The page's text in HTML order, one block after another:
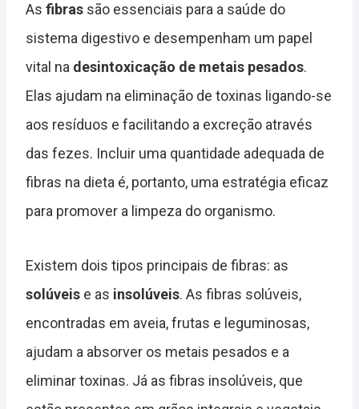
As fibras são essenciais para a saúde do
sistema digestivo e desempenham um papel
vital na desintoxicação de metais pesados.
Elas ajudam na eliminação de toxinas ligando-se
aos resíduos e facilitando a excreção através
das fezes. Incluir uma quantidade adequada de
fibras na dieta é, portanto, uma estratégia eficaz
para promover a limpeza do organismo.
Existem dois tipos principais de fibras: as
solúveis e as insolúveis. As fibras solúveis,
encontradas em aveia, frutas e leguminosas,
ajudam a absorver os metais pesados e a
eliminar toxinas. Já as fibras insolúveis, que